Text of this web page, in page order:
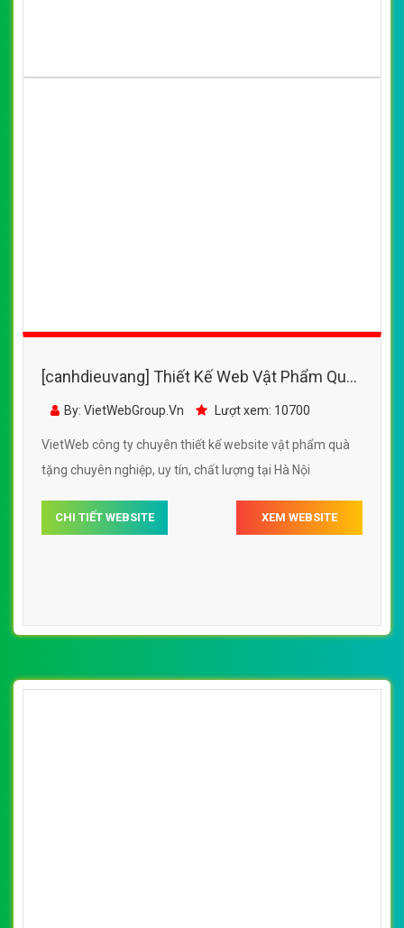
[canhdieuvang] Thiết Kế Web Vật Phẩm Quà
Tặng Hoa Yêu Thương đẹp SEO tốt
By: VietWebGroup.Vn Lượt xem: 10700
VietWeb công ty chuyên thiết kế website vật phẩm quà
tặng chuyên nghiệp, uy tín, chất lượng tại Hà Nội
CHI TIẾT WEBSITE XEM WEBSITE